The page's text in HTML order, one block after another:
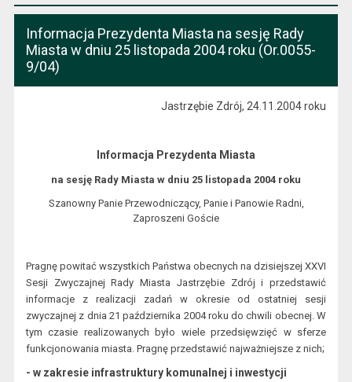
Informacja Prezydenta Miasta na sesję Rady
Miasta w dniu 25 listopada 2004 roku (Or.0055-
9/04)
Jastrzębie Zdrój, 24.11.2004 roku
Informacja Prezydenta Miasta
na sesję Rady Miasta w dniu 25 listopada 2004 roku
Szanowny Panie Przewodniczący, Panie i Panowie Radni,
Zaproszeni Goście
Pragnę powitać wszystkich Państwa obecnych na dzisiejszej XXVI
Sesji Zwyczajnej Rady Miasta Jastrzębie Zdrój i przedstawić
informacje z realizacji zadań w okresie od ostatniej sesji
zwyczajnej z dnia 21 października 2004 roku do chwili obecnej. W
tym czasie realizowanych było wiele przedsięwzięć w sferze
funkcjonowania miasta. Pragnę przedstawić najważniejsze z nich;
- w zakresie infrastruktury komunalnej i inwestycji